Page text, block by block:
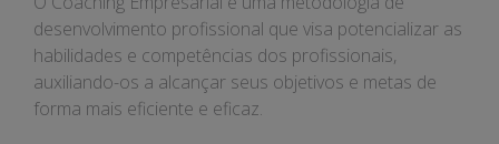
desenvolvimento profissional que visa potencializar as
habilidades e competências dos profissionais,
auxiliando-os a alcançar seus objetivos e metas de
forma mais eficiente e eficaz.